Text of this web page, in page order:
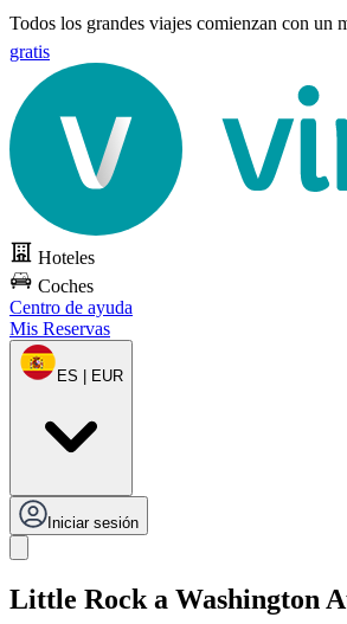
Todos los grandes viajes comienzan con un
gratis
Hoteles
Coches
Centro de ayuda
Mis Reservas
ES | EUR
Iniciar sesión
Little Rock a Washington